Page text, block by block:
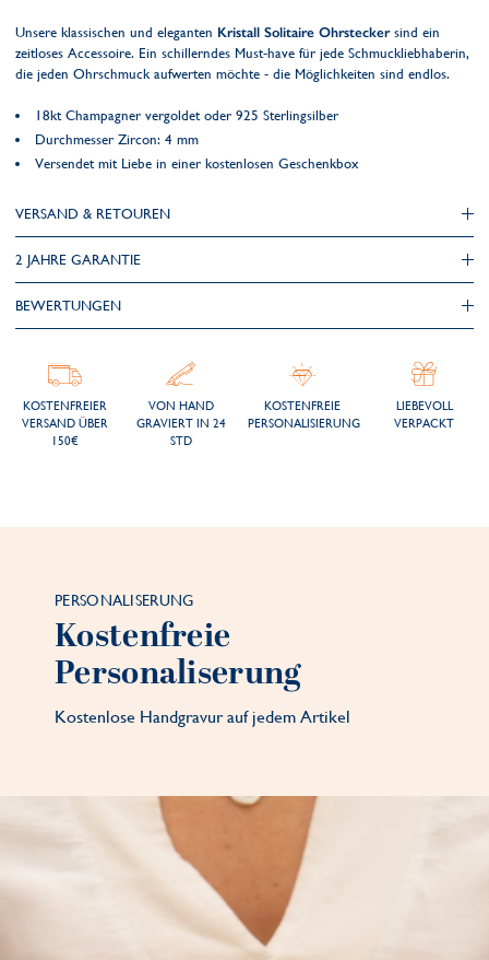
Unsere klassischen und eleganten Kristall Solitaire Ohrstecker sind ein
zeitloses Accessoire. Ein schillerndes Must-have für jede Schmuckliebhaberin,
die jeden Ohrschmuck aufwerten möchte - die Möglichkeiten sind endlos.
18kt Champagner vergoldet oder 925 Sterlingsilber
Durchmesser Zircon: 4 mm
Versendet mit Liebe in einer kostenlosen Geschenkbox
VERSAND & RETOUREN
2 JAHRE GARANTIE
BEWERTUNGEN
KOSTENFREIER
VERSAND ÜBER
150€
VON HAND
GRAVIERT IN 24
STD
KOSTENFREIE
PERSONALISIERUNG
LIEBEVOLL
VERPACKT
PERSONALISERUNG
Kostenfreie
Personaliserung
Kostenlose Handgravur auf jedem Artikel